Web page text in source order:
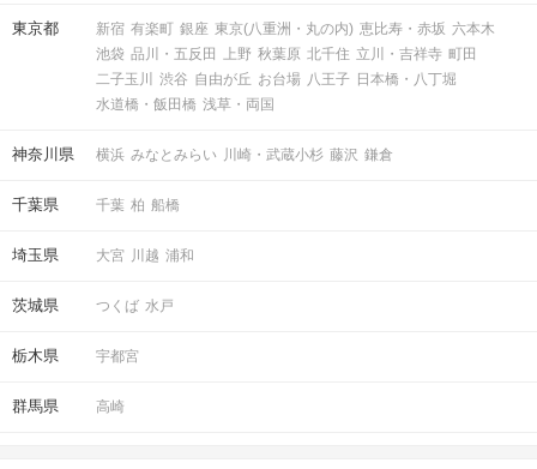
STEP6 連絡先送信タイム
東京都 新宿 有楽町 銀座 東京(八重洲・丸の内) 恵比寿・赤坂 六本木
池袋 品川・五反田 上野 秋葉原 北千住 立川・吉祥寺 町田
二子玉川
渋谷 自由が丘 お台場 八王子 日本橋・八丁堀
水道橋・飯田橋 浅草・両国
神奈川県 横浜 みなとみらい 川崎・武蔵小杉 藤沢 鎌倉
千葉県 千葉 柏 船橋
埼玉県 大宮 川越 浦和
茨城県 つくば 水戸
栃木県 宇都宮
群馬県 高崎